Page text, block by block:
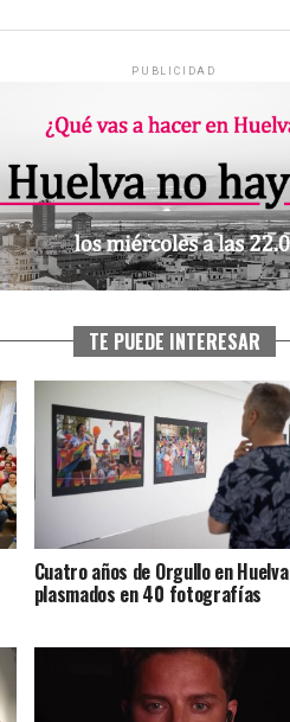
PUBLICIDAD
TE PUEDE INTERESAR
Cuatro años de Orgullo en Huelva
plasmados en 40 fotografías